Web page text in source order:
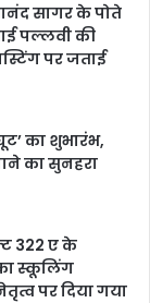
सागर के पोते
पल्लवी की
पर जताई
का शुभारंभ,
का सुनहरा
322 ए के
स्कूलिंग
पर दिया गया